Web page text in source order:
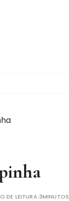
DE LEITURA:3MINUTOS